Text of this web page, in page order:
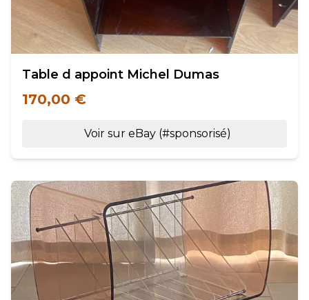
Table d appoint Michel Dumas
170,00 €
Voir sur eBay (#sponsorisé)